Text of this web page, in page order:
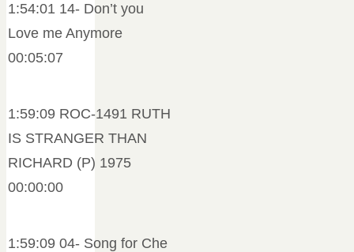
1:54:01 14- Don’t you
Love me Anymore
00:05:07
1:59:09 ROC-1491 RUTH
IS STRANGER THAN
RICHARD (P) 1975
00:00:00
1:59:09 04- Song for Che